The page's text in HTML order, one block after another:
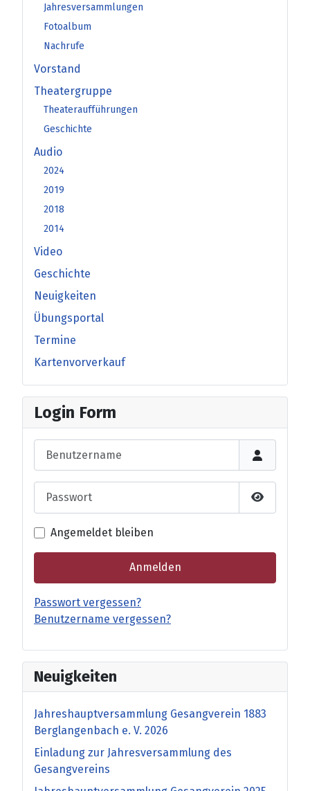
Jahresversammlungen
Fotoalbum
Nachrufe
Vorstand
Theatergruppe
Theateraufführungen
Geschichte
Audio
2024
2019
2018
2014
Video
Geschichte
Neuigkeiten
Übungsportal
Termine
Kartenvorverkauf
Login Form
Passwort
Angemeldet bleiben
Anmelden
Passwort vergessen?
Benutzername vergessen?
Neuigkeiten
Jahreshauptversammlung Gesangverein 1883
Berglangenbach e. V. 2026
Einladung zur Jahresversammlung des
Gesangvereins